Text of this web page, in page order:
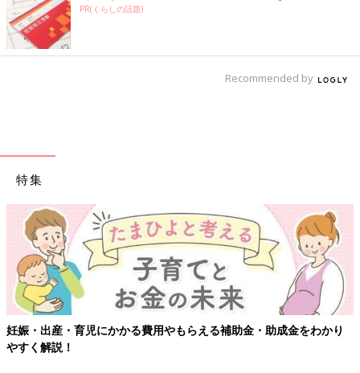
PR(くらしの話題)
Recommended by
特集
妊娠・出産・育児にかかる費用やもらえる補助金・助成金をわかり
やすく解説！